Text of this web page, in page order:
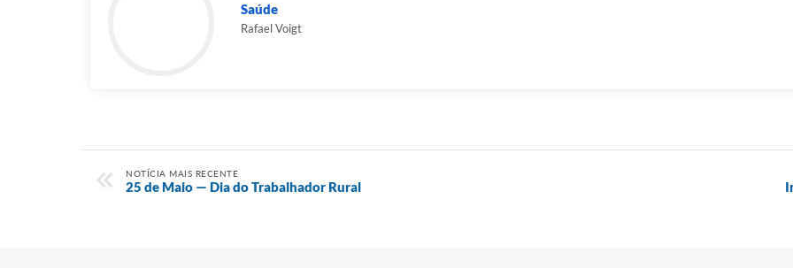
Saúde
Rafael Voigt
NOTÍCIA MAIS RECENTE
25 de Maio — Dia do Trabalhador Rural